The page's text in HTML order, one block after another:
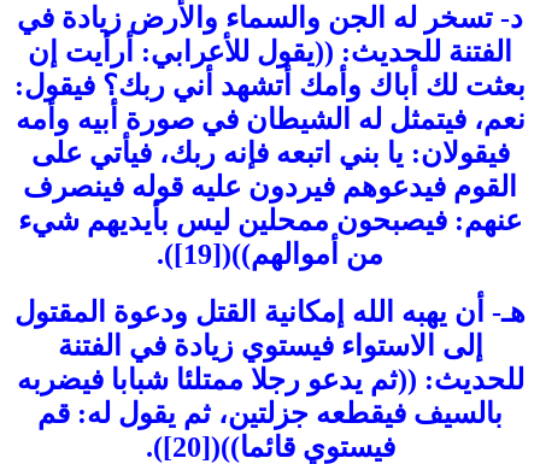
د- تسخر له الجن والسماء والأرض زيادة في
الفتنة للحديث: ((يقول للأعرابي: أرأيت إن
بعثت لك أباك وأمك أتشهد أني ربك؟ فيقول:
نعم، فيتمثل له الشيطان في صورة أبيه وأمه
فيقولان: يا بني اتبعه فإنه ربك، فيأتي على
القوم فيدعوهم فيردون عليه قوله فينصرف
عنهم: فيصبحون ممحلين ليس بأيديهم شيء
من أموالهم))([19]).
هـ- أن يهبه الله إمكانية القتل ودعوة المقتول
إلى الاستواء فيستوي زيادة في الفتنة
للحديث: ((ثم يدعو رجلا ممتلئا شبابا فيضربه
بالسيف فيقطعه جزلتين، ثم يقول له: قم
فيستوي قائما))([20]).